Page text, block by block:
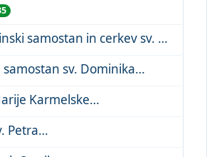
Benediktinski samostan in cerkev sv. Nikole
Cerkev in samostan sv. Dominika
Cerkev Marije Karmelske
Cerkev sv. Petra